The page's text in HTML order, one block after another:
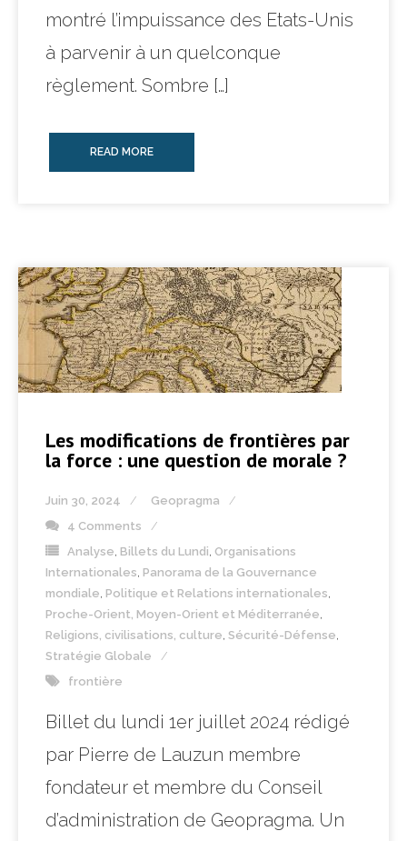
montré l’impuissance des Etats-Unis
à parvenir à un quelconque
règlement. Sombre […]
READ MORE
Les modifications de frontières par
la force : une question de morale ?
Juin 30, 2024
Geopragma
4 Comments
Analyse, Billets du Lundi, Organisations
Internationales, Panorama de la Gouvernance
mondiale, Politique et Relations internationales,
Proche-Orient, Moyen-Orient et Méditerranée,
Religions, civilisations, culture, Sécurité-Défense,
Stratégie Globale
frontière
Billet du lundi 1er juillet 2024 rédigé
par Pierre de Lauzun membre
fondateur et membre du Conseil
d’administration de Geopragma. Un